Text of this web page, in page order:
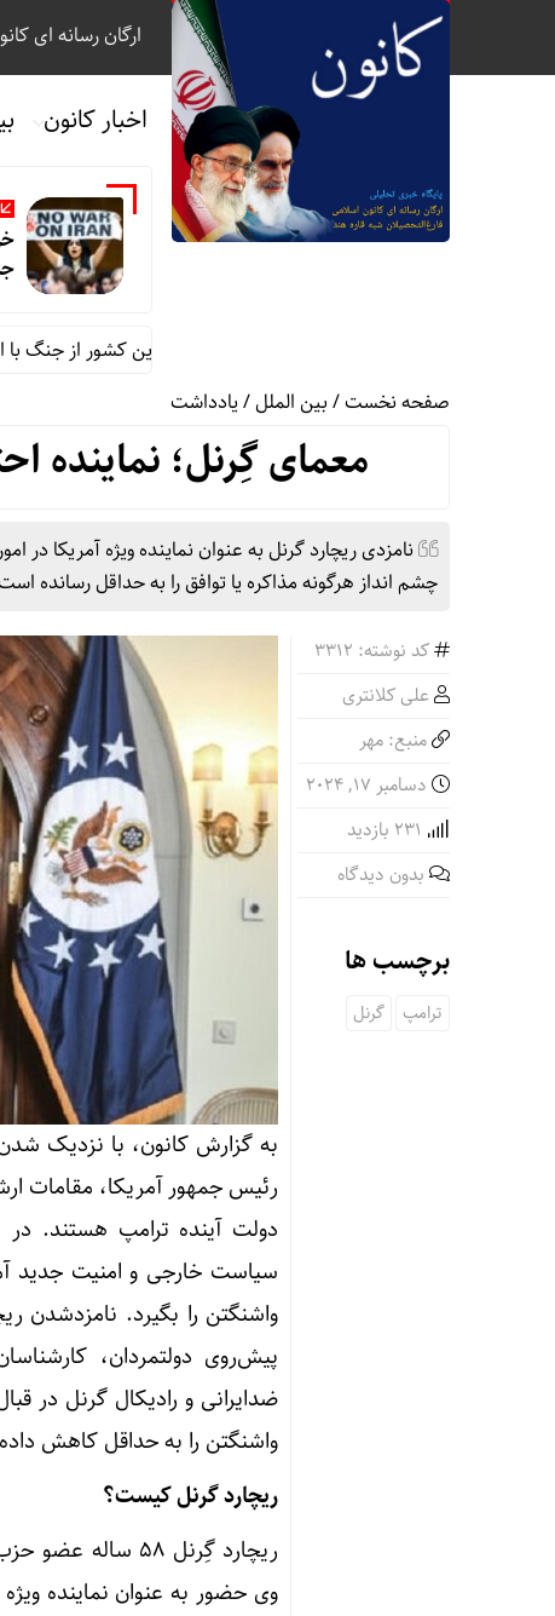
ارگان رسانه ای
اخبار کانون
صفحه نخست/بین الملل/یادداشت
معمای گِرنل؛ نماینده
نامزدی ریچارد گرنل به عنوان نماینده ویژه آمریکا در
چشم انداز هرگونه مذاکره یا توافق را به حداقل رسانده
کد نوشته: 3312
علی کلانتری
منبع: مهر
دسامبر 17, 2024
بدون دیدگاه
برچسب ها
ترامپ گرنل
به گزارش کانون، با نزدیک
رئیس جمهور آمریکا، مقامات
دولت آینده ترامپ هستند.
سیاست خارجی و امنیت جدید
واشنگتن را بگیرد. نامزدشدن
پیش‌روی دولتمردان،
ضدایرانی و رادیکال گرنل در
واشنگتن را به حداقل کاهش
ریچارد گرنل کیست؟
ریچارد گِرنل
وی حضور به عنوان نماینده